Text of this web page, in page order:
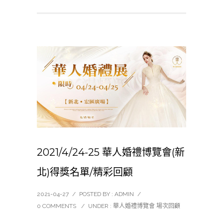
2021/4/24-25 華人婚禮博覽會(新
北)得獎名單/精彩回顧
2021-04-27 / POSTED BY : ADMIN /
0 COMMENTS
/ UNDER : 華人婚禮博覽會 場次回顧